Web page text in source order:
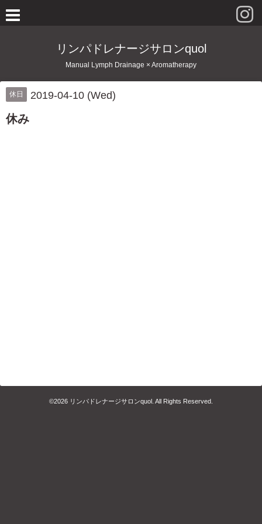
リンパドレナージサロンquol
Manual Lymph Drainage × Aromatherapy
休日 2019-04-10 (Wed)
休み
©2026 リンパドレナージサロンquol . All Rights Reserved.